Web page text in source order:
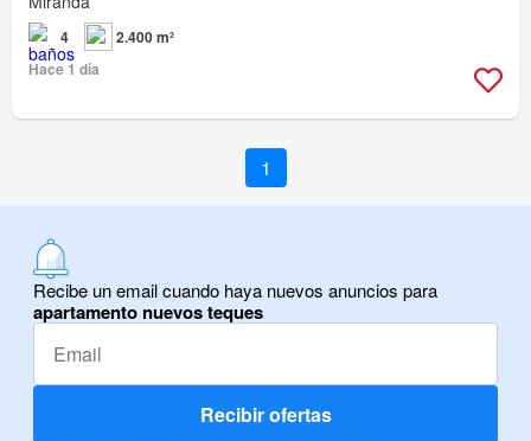
4
2.400 m²
Hace 1 día
1
Recibe un email cuando haya nuevos anuncios para
apartamento nuevos teques
Recibir ofertas